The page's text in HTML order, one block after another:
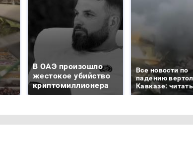
В ОАЭ произошло
жестокое убийство
криптомиллионера
Все новости по
падению
Кавказе: